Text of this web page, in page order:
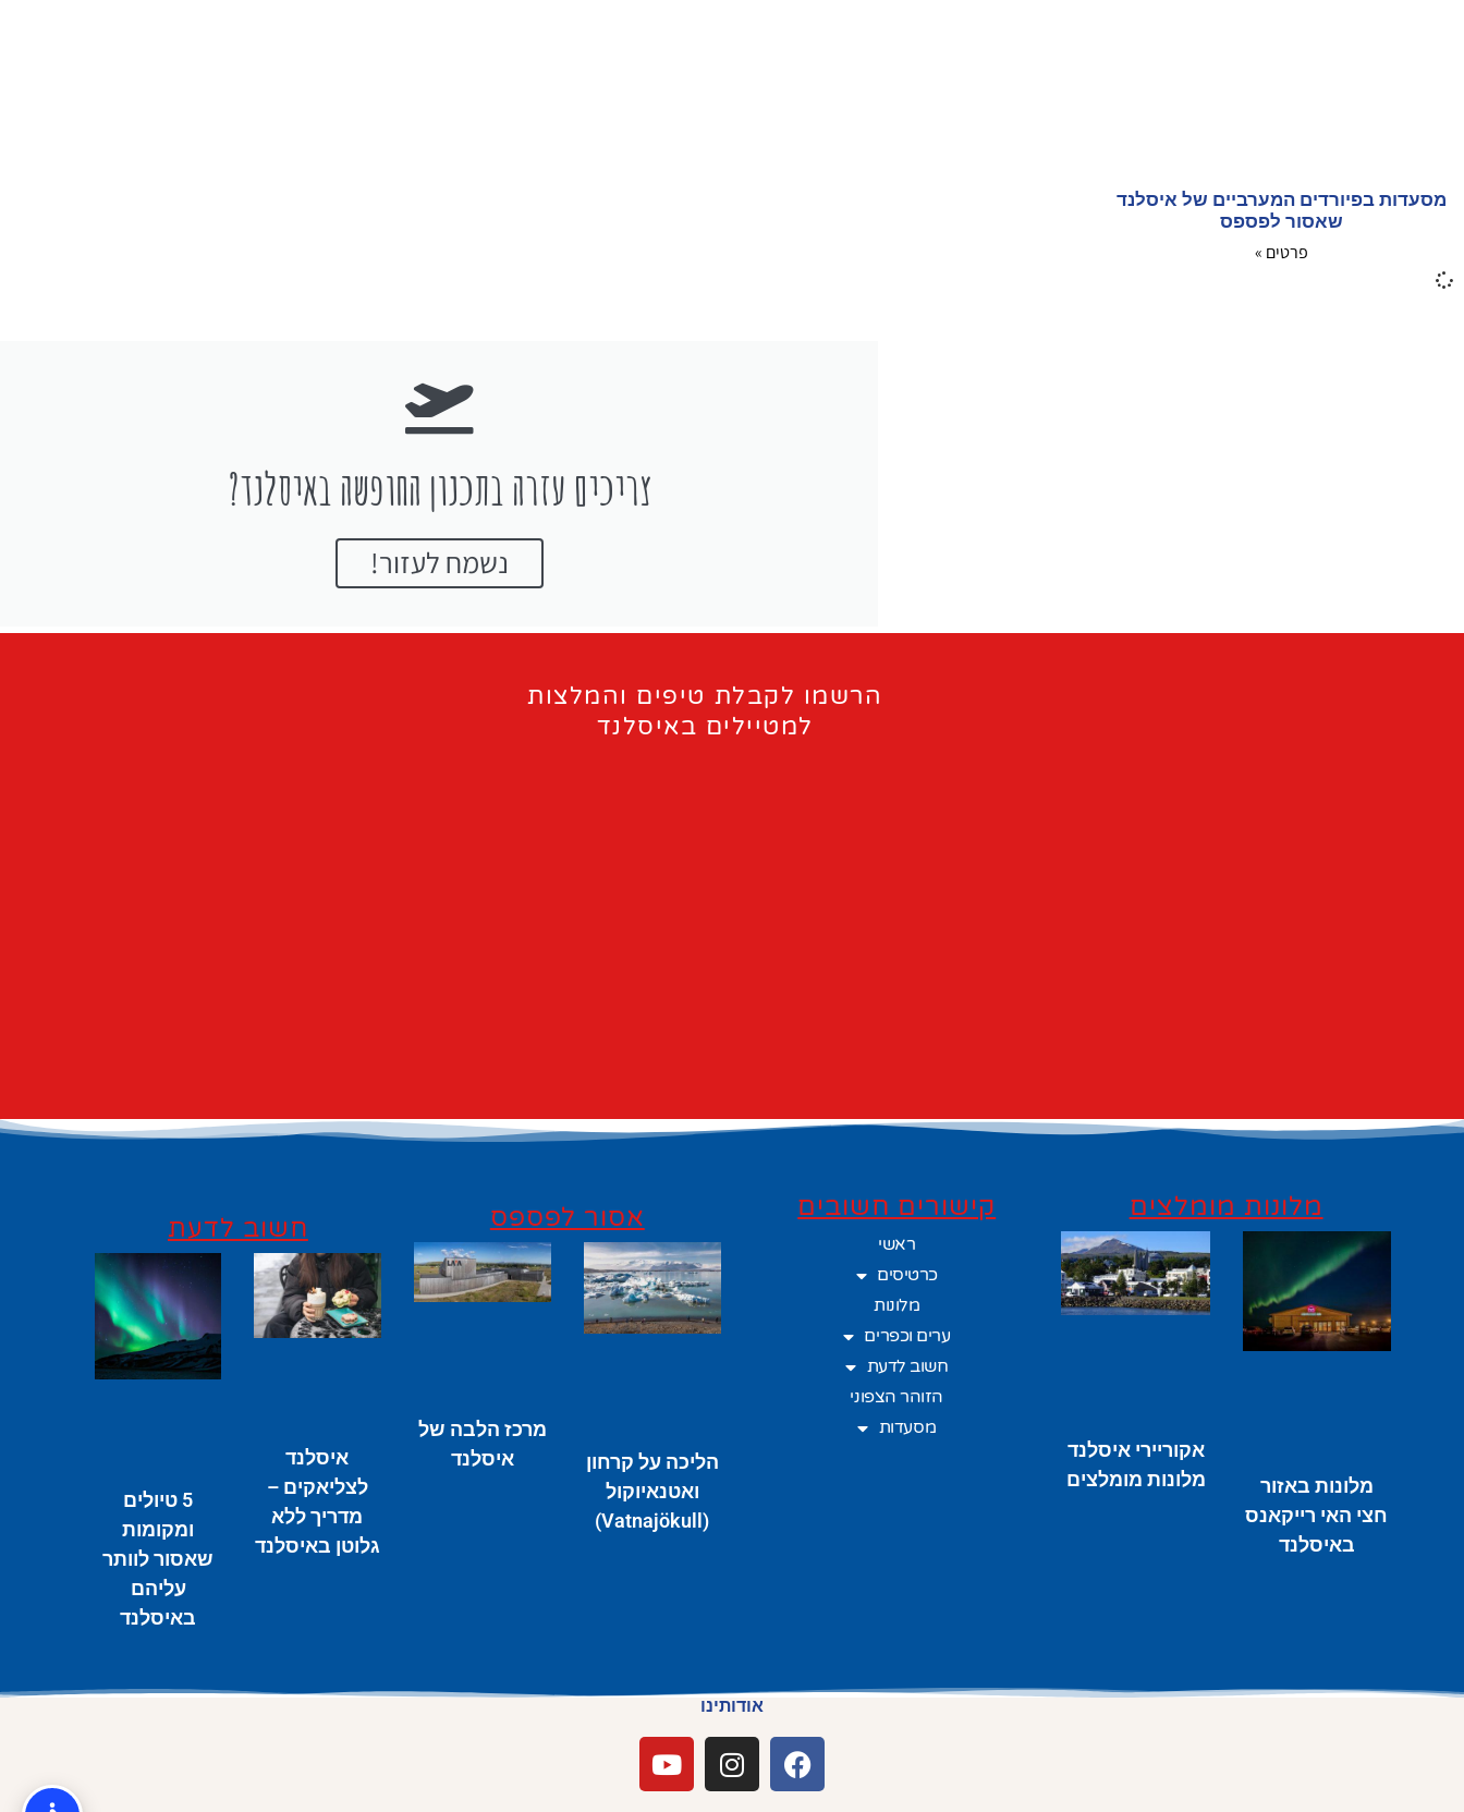
מסעדות בפיורדים המערביים של איסלנד
שאסור לפספס
פרטים »
צריכים עזרה בתכנון החופשה באיסלנד?
נשמח לעזור!
הרשמו לקבלת טיפים והמלצות
למטיילים באיסלנד
מלונות מומלצים
מלונות באזור
חצי האי רייקאנס
באיסלנד
אקוריירי איסלנד
מלונות מומלצים
קישורים חשובים
ראשי
כרטיסים
מלונות
ערים וכפרים
חשוב לדעת
הזוהר הצפוני
מסעדות
אסור לפספס
הליכה על קרחון
ואטנאיוקול
(Vatnajökull)
מרכז הלבה של
איסלנד
חשוב לדעת
איסלנד
לצליאקים –
מדריך ללא
גלוטן באיסלנד
5 טיולים
ומקומות
שאסור לוותר
עליהם
באיסלנד
אודותינו